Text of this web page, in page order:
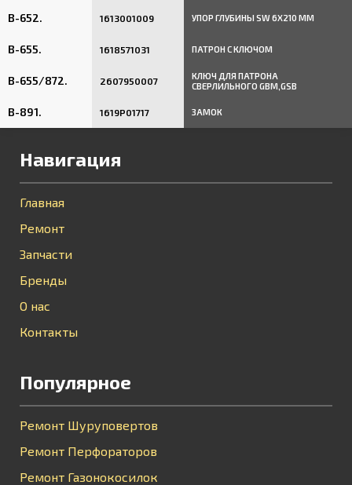
B-652. 1613001009 УПОР ГЛУБИНЫ SW 6X210 MM
B-655. 1618571031 ПАТРОН С КЛЮЧОМ
B-655/872. 2607950007
КЛЮЧ ДЛЯ ПАТРОНА
СВЕРЛИЛЬНОГО GBM,GSB
B-891. 1619P01717 ЗАМОК
Навигация
Главная
Ремонт
Запчасти
Бренды
О нас
Контакты
Популярное
Ремонт Шуруповертов
Ремонт Перфораторов
Ремонт Газонокосилок